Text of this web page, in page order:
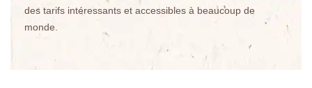
des tarifs intéressants et accessibles à beaucoup de
monde.